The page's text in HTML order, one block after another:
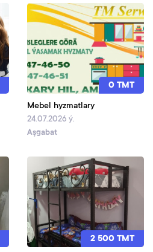
0 TMT
Mebel hyzmatlary
24.07.2026 ý.
Aşgabat
2 500 TMT